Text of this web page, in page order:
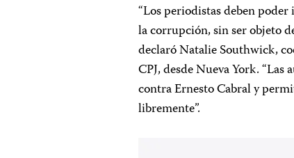
“Los periodistas deben
la corrupción, sin ser objeto
declaró Natalie Southwick,
CPJ, desde Nueva York.
contra Ernesto Cabral y
libremente”.